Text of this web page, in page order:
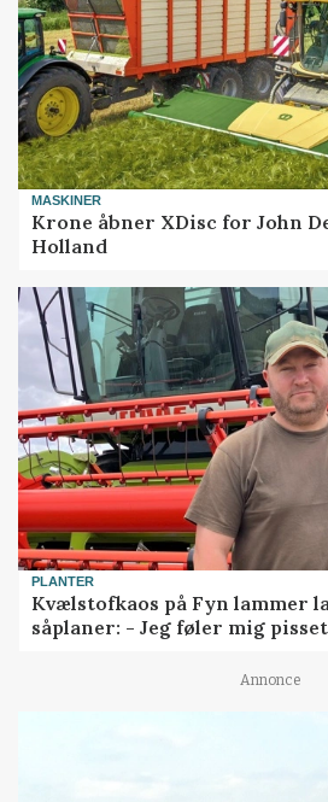
MASKINER
Krone åbner XDisc for John
Holland
PLANTER
Kvælstofkaos på Fyn lammer
såplaner: - Jeg føler mig
Annonce